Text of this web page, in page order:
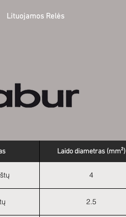
Lituojamos Relės
Laido diametras (mm²)
4
2.5